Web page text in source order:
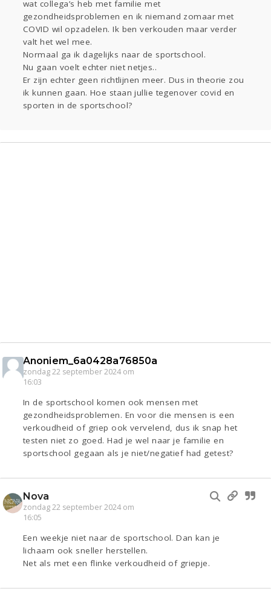
Sport
Contact Viva zoekt
Gevraagd
Horen Doen
Zien
Lezen
wat collega’s heb met familie met
gezondheidsproblemen en ik niemand zomaar met
COVID wil opzadelen. Ik ben verkouden maar verder
valt het wel mee.
Normaal ga ik dagelijks naar de sportschool.
Nu gaan voelt echter niet netjes..
Er zijn echter geen richtlijnen meer. Dus in theorie zou
ik kunnen gaan. Hoe staan jullie tegenover covid en
sporten in de sportschool?
Anoniem_6a0428a76850a
zondag 22 september 2024 om
16:03
In de sportschool komen ook mensen met
gezondheidsproblemen. En voor die mensen is een
verkoudheid of griep ook vervelend, dus ik snap het
testen niet zo goed. Had je wel naar je familie en
sportschool gegaan als je niet/negatief had getest?
Nova
zondag 22 september 2024 om
16:05
Een weekje niet naar de sportschool. Dan kan je
lichaam ook sneller herstellen.
Net als met een flinke verkoudheid of griepje.